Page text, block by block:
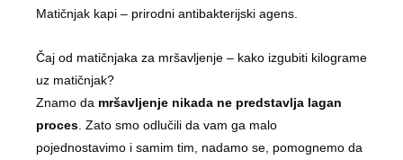
Matičnjak kapi – prirodni antibakterijski agens.
Čaj od matičnjaka za mršavljenje – kako izgubiti kilograme
uz matičnjak?
Znamo da mršavljenje nikada ne predstavlja lagan
proces. Zato smo odlučili da vam ga malo
pojednostavimo i samim tim, nadamo se, pomognemo da